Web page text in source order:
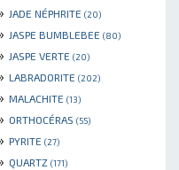
JADE NÉPHRITE (20)
JASPE BUMBLEBEE (80)
JASPE VERTE (20)
LABRADORITE (202)
MALACHITE (13)
ORTHOCÉRAS (55)
PYRITE (27)
QUARTZ (171)